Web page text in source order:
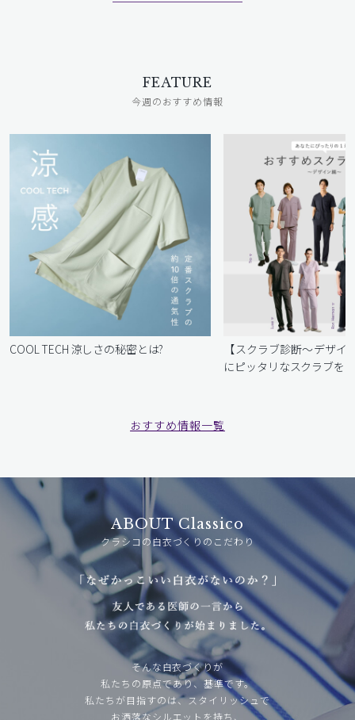
FEATURE
今週のおすすめ情報
COOL TECH 涼しさの秘密とは?
【スクラブ診断〜デザイ
にピッタリなスクラブを
おすすめ情報一覧
ABOUT Classico
クラシコの白衣づくりのこだわり
そんな白衣づくりが
私たちの原点であり、基準です。
私たちが目指すのは、スタイリッシュで
お洒落なシルエットを持ち、